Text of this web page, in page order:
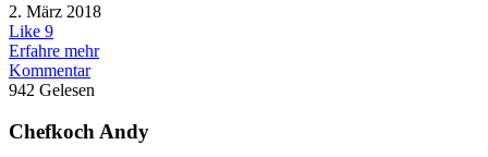
2. März 2018
Like 9
Erfahre mehr
Kommentar
942 Gelesen
Chefkoch Andy